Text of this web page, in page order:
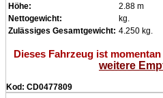
Höhe:
2.88 m
Nettogewicht:
kg.
Zulässiges Gesamtgewicht: 4.250 kg.
Dieses Fahrzeug ist
weitere
Kod: CD0477809